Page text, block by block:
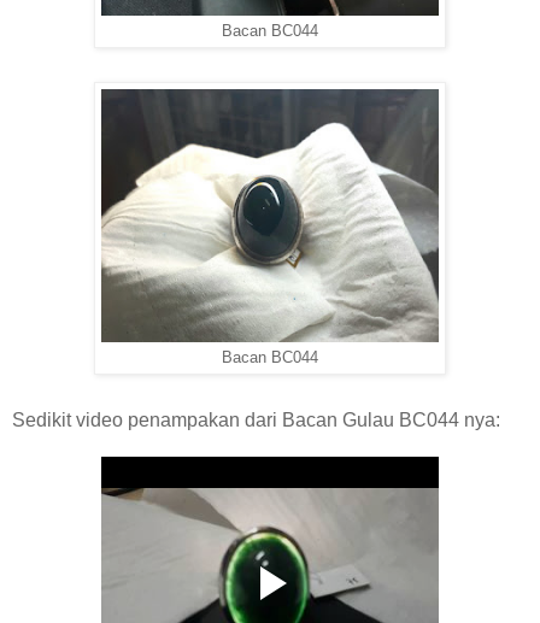
Bacan BC044
Bacan BC044
Sedikit video penampakan dari Bacan Gulau BC044 nya: